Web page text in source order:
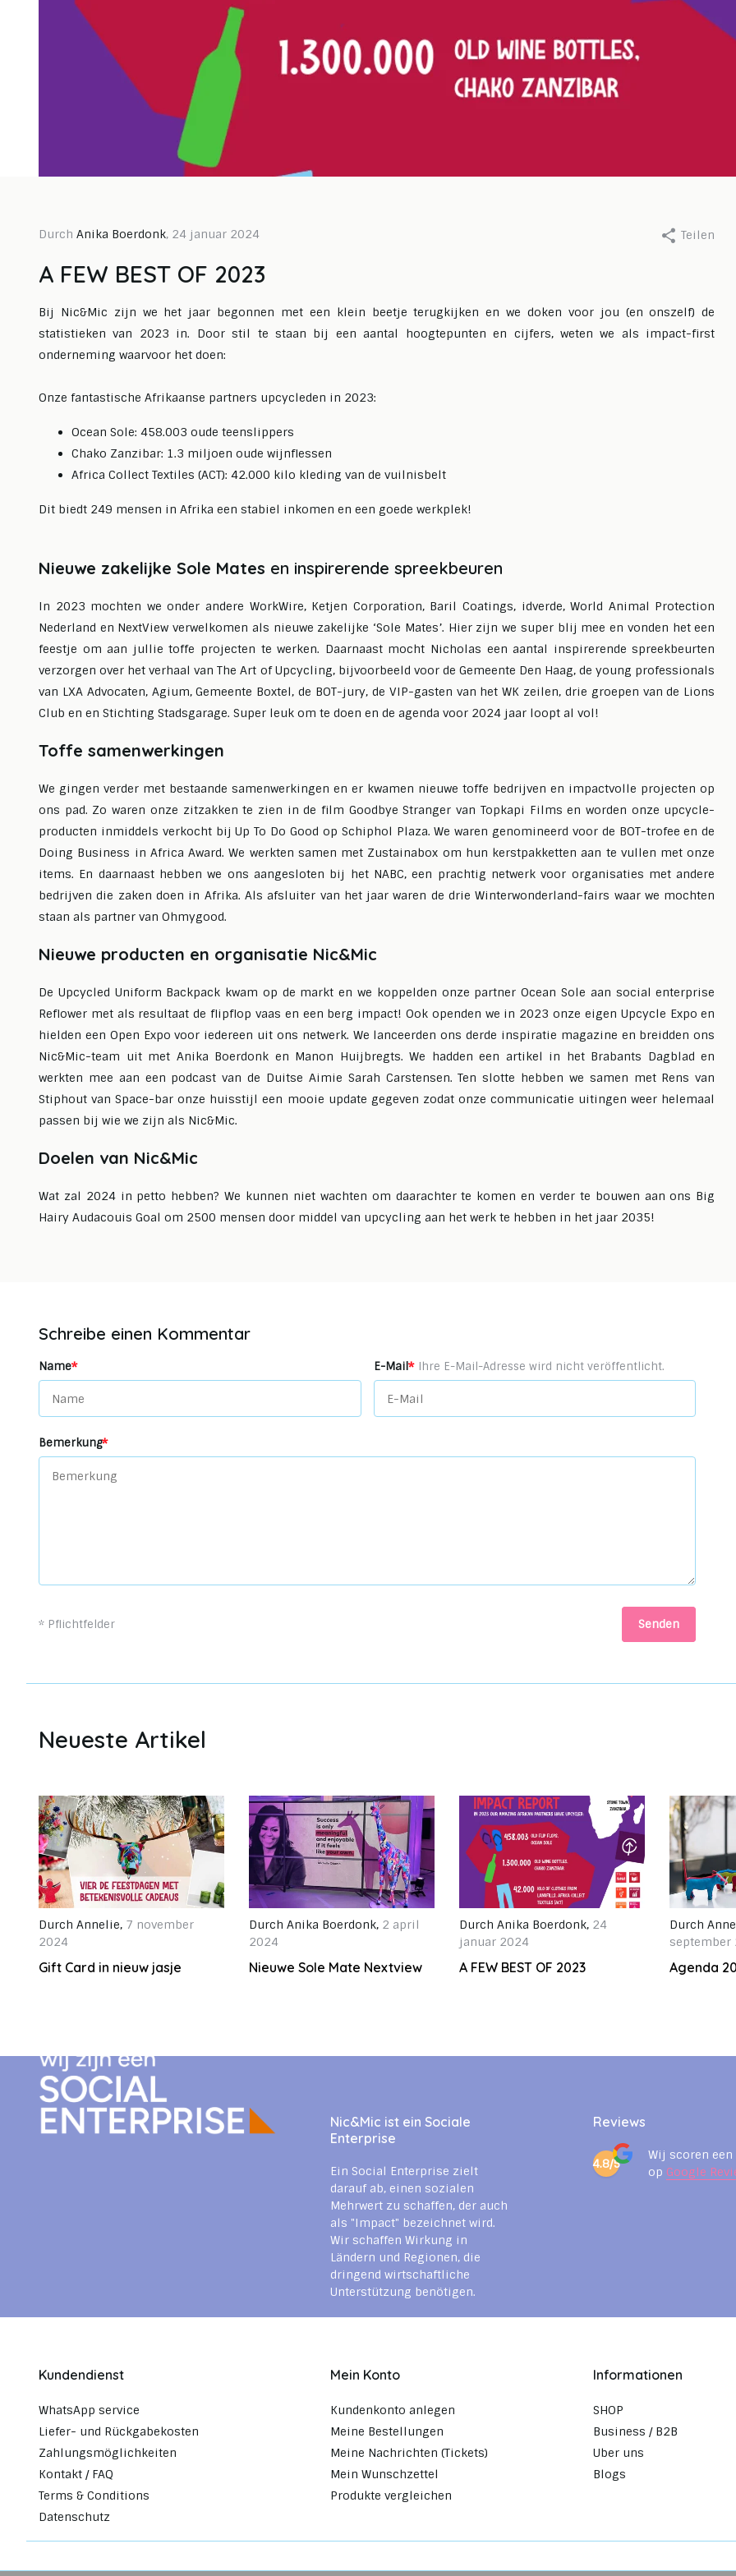
Durch Anika Boerdonk, 24 januar 2024 Teilen
A FEW BEST OF 2023
Bij Nic&Mic zijn we het jaar begonnen met een klein beetje terugkijken en we doken voor jou (en onszelf) de
statistieken van 2023 in. Door stil te staan bij een aantal hoogtepunten en cijfers, weten we als impact-first
onderneming waarvoor het doen:
Onze fantastische Afrikaanse partners upcycleden in 2023:⁠
Ocean Sole: 458.003 oude teenslippers
Chako Zanzibar: 1.3 miljoen oude wijnflessen
Africa Collect Textiles (ACT): 42.000 kilo kleding van de vuilnisbelt
Dit biedt 249 mensen in Afrika een stabiel inkomen en een goede werkplek!
Nieuwe zakelijke Sole Mates en inspirerende spreekbeuren
In 2023 mochten we onder andere WorkWire, Ketjen Corporation, Baril Coatings, idverde, World Animal Protection
Nederland en NextView verwelkomen als nieuwe zakelijke ‘Sole Mates’. Hier zijn we super blij mee en vonden het een
feestje om aan jullie toffe projecten te werken. Daarnaast mocht Nicholas een aantal inspirerende spreekbeurten
verzorgen over het verhaal van The Art of Upcycling, bijvoorbeeld voor de Gemeente Den Haag, de young professionals
van LXA Advocaten, Agium, Gemeente Boxtel, de BOT-jury, de VIP-gasten van het WK zeilen, drie groepen van de Lions
Club en en Stichting Stadsgarage. Super leuk om te doen en de agenda voor 2024 jaar loopt al vol!
Toffe samenwerkingen
We gingen verder met bestaande samenwerkingen en er kwamen nieuwe toffe bedrijven en impactvolle projecten op
ons pad. Zo waren onze zitzakken te zien in de film Goodbye Stranger van Topkapi Films en worden onze upcycle-
producten inmiddels verkocht bij Up To Do Good op Schiphol Plaza. We waren genomineerd voor de BOT-trofee en de
Doing Business in Africa Award. We werkten samen met Zustainabox om hun kerstpakketten aan te vullen met onze
items. En daarnaast hebben we ons aangesloten bij het NABC, een prachtig netwerk voor organisaties met andere
bedrijven die zaken doen in Afrika. Als afsluiter van het jaar waren de drie Winterwonderland-fairs waar we mochten
staan als partner van Ohmygood.
Nieuwe producten en organisatie Nic&Mic
De Upcycled Uniform Backpack kwam op de markt en we koppelden onze partner Ocean Sole aan social enterprise
Reflower met als resultaat de flipflop vaas en een berg impact!⁠ Ook openden we in 2023 onze eigen Upcycle Expo en
hielden een Open Expo voor iedereen uit ons netwerk. We lanceerden ons derde inspiratie magazine en breidden ons
Nic&Mic-team uit met Anika Boerdonk en Manon Huijbregts. We hadden een artikel in het Brabants Dagblad en
werkten mee aan een podcast van de Duitse Aimie Sarah Carstensen. Ten slotte hebben we samen met Rens van
Stiphout van Space-bar onze huisstijl een mooie update gegeven zodat onze communicatie uitingen weer helemaal
passen bij wie we zijn als Nic&Mic.
Doelen van Nic&Mic
Wat zal 2024 in petto hebben? We kunnen niet wachten om daarachter te komen en verder te bouwen aan ons Big
Hairy Audacouis Goal om 2500 mensen door middel van upcycling aan het werk te hebben in het jaar 2035!
2023
Agenda 2024
Lesen Sie mehr
jasje
Nextview
Schreibe einen Kommentar
Name* E-Mail * Ihre E-Mail-Adresse wird nicht veröffentlicht.
Bemerkung*
* Pflichtfelder Senden
Neueste Artikel
Durch Annelie, 7 november
2024
Gift Card in nieuw jasje
Durch Anika Boerdonk, 2 april
2024
Nieuwe Sole Mate Nextview
Durch Anika Boerdonk, 24
januar 2024
A FEW BEST OF 2023
Durch
september
Agenda
Nic&Mic ist ein Sociale
Enterprise
Ein Social Enterprise zielt
darauf ab, einen sozialen
Mehrwert zu schaffen, der auch
als "Impact" bezeichnet wird.
Wir schaffen Wirkung in
Ländern und Regionen, die
dringend wirtschaftliche
Unterstützung benötigen.
Reviews
4.8/5
Wij scoren een
op Google
Kundendienst
WhatsApp service
Liefer- und Rückgabekosten
Zahlungsmöglichkeiten
Kontakt / FAQ
Terms & Conditions
Datenschutz
Mein Konto
Kundenkonto anlegen
Meine Bestellungen
Meine Nachrichten (Tickets)
Mein Wunschzettel
Produkte vergleichen
Informationen
SHOP
Business / B2B
Uber uns
Blogs